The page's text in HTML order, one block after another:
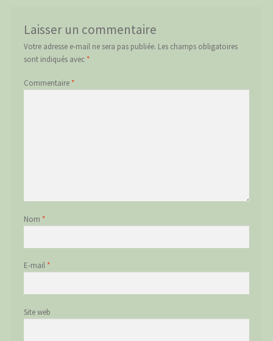
Laisser un commentaire
Votre adresse e-mail ne sera pas publiée. Les champs obligatoires
sont indiqués avec *
Commentaire *
Nom *
E-mail *
Site web